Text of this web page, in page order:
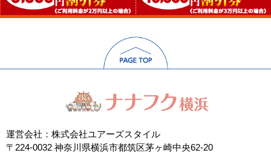
運営会社：株式会社ユアーズスタイル
〒224-0032 神奈川県横浜市都筑区茅ヶ崎中央62-20